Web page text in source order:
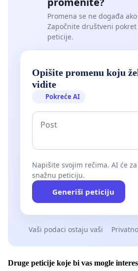
Promena se ne događa
Započnite društveni
peticije.
Opišite promenu koju
vidite
Pokreće AI
Napišite svojim rečima. AI će
snažnu peticiju.
Generiši peticiju
Vaši podaci ostaju vaši
Druge peticije koje bi vas mogle